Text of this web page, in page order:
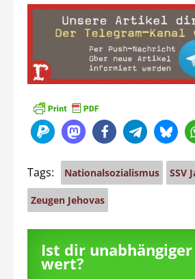
Tags: Nationalsozialismus SSV
Zeugen Jehovas
Ist dir
wert?